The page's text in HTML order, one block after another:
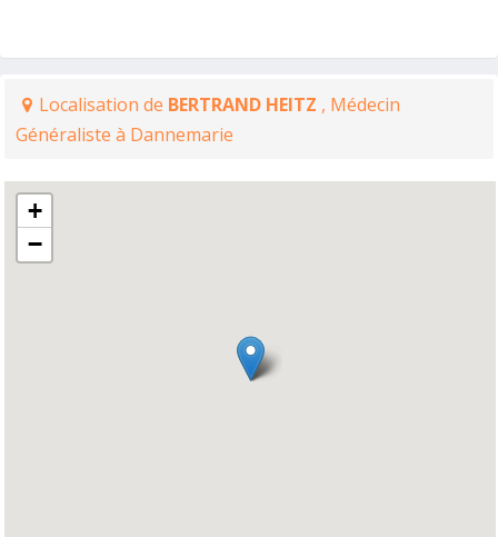
Localisation de BERTRAND HEITZ , Médecin
Généraliste à Dannemarie
+
−